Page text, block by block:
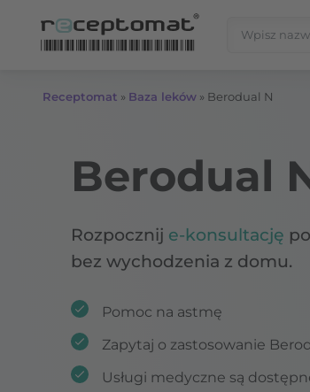
Receptomat » Baza leków » Berodual N
Berodual
Rozpocznij e-konsultację
bez wychodzenia z domu.
Pomoc na astmę
Zapytaj o zastosowanie
Usługi medyczne są